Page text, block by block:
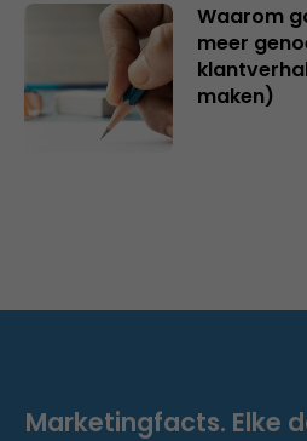
Waarom
meer
maken)
Marketingfacts. Elke